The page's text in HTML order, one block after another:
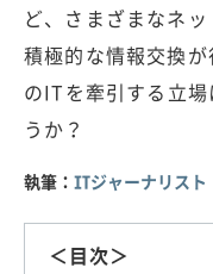
ど、さまざまなネッ
積極的な情報交換
のITを牽引する立
うか？
執筆： ITジャーナリス
＜目次＞